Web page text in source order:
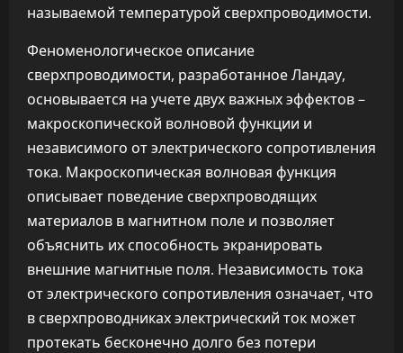
называемой температурой сверхпроводимости.
Феноменологическое описание
сверхпроводимости, разработанное Ландау,
основывается на учете двух важных эффектов –
макроскопической волновой функции и
независимого от электрического сопротивления
тока. Макроскопическая волновая функция
описывает поведение сверхпроводящих
материалов в магнитном поле и позволяет
объяснить их способность экранировать
внешние магнитные поля. Независимость тока
от электрического сопротивления означает, что
в сверхпроводниках электрический ток может
протекать бесконечно долго без потери